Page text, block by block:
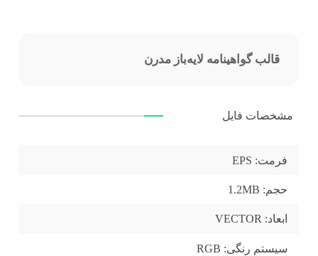
قالب گواهینامه لایه‌باز مدرن
مشخصات فایل
فرمت:
حجم:
ابعاد:
سیستم رنگی: